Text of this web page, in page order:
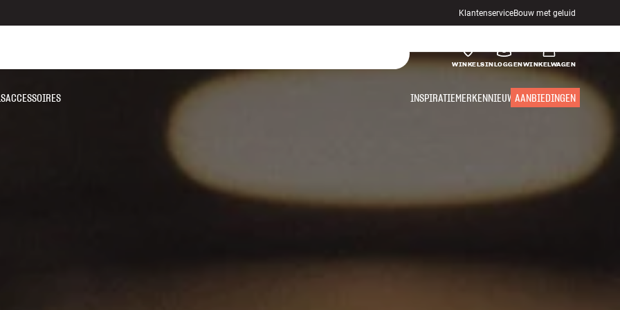
KlantenserviceBouw met geluid
WINKELSINLOGGENWINKELWAGEN
ACCESSOIRES INSPIRATIEMERKENNIEUW AANBIEDINGEN